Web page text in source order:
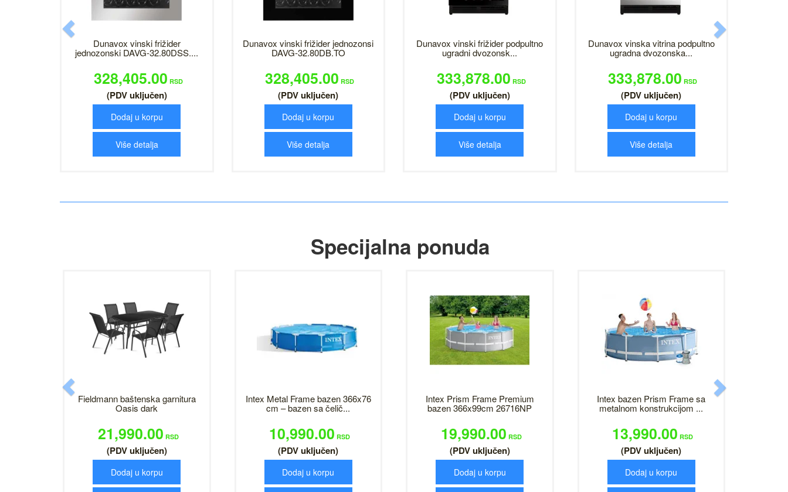
Dunavox vinski frižider
jednozonski DAVG-32.80DSS....
328,405.00 RSD
(PDV uključen)
Dodaj u korpu
Više detalja
Dunavox vinski frižider jednozonsi
DAVG-32.80DB.TO
328,405.00 RSD
(PDV uključen)
Dodaj u korpu
Više detalja
Dunavox vinski frižider podpultno
ugradni dvozonsk...
333,878.00 RSD
(PDV uključen)
Dodaj u korpu
Više detalja
Dunavox vinska vitrina podpultno
ugradna dvozonska...
333,878.00 RSD
(PDV uključen)
Dodaj u korpu
Više detalja
Specijalna ponuda
Fieldmann baštenska garnitura
Oasis dark
21,990.00 RSD
(PDV uključen)
Dodaj u korpu
Intex Metal Frame bazen 366x76
cm – bazen sa čelič...
10,990.00 RSD
(PDV uključen)
Dodaj u korpu
Intex Prism Frame Premium
bazen 366x99cm 26716NP
19,990.00 RSD
(PDV uključen)
Dodaj u korpu
Intex bazen Prism Frame sa
metalnom konstrukcijom ...
13,990.00 RSD
(PDV uključen)
Dodaj u korpu